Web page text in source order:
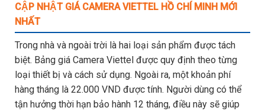
CẬP NHẬT GIÁ CAMERA VIETTEL HỒ CHÍ MINH MỚI
NHẤT
Trong nhà và ngoài trời là hai loại sản phẩm được tách
biệt. Bảng giá Camera Viettel được quy định theo từng
loại thiết bị và cách sử dụng. Ngoài ra, một khoản phí
hàng tháng là 22.000 VND được tính. Người dùng có thể
tận hưởng thời hạn bảo hành 12 tháng, điều này sẽ giúp